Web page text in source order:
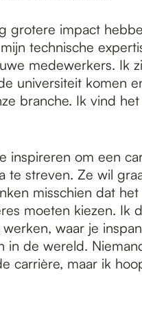
grotere impact
technische
medewerkers. Ik
universiteit komen
branche. Ik vind
inspireren om een
te streven. Ze wil
misschien dat
moeten kiezen. Ik
waar je
in de wereld.
carrière, maar ik